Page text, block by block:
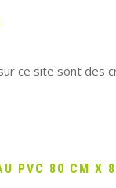
ce site sont des
PVC 80 CM X